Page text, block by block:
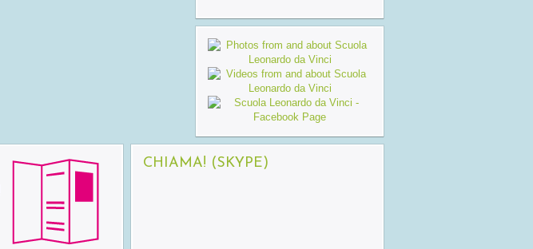
CHIAMA! (SKYPE)